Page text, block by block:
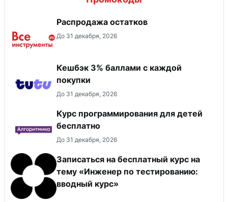
Распродажа остатков
До 31 декабря, 2026
Кешбэк 3% баллами с каждой
покупки
До 31 декабря, 2026
Курс программирования для детей
бесплатно
До 31 декабря, 2026
Записаться на бесплатный курс на
тему «Инженер по тестированию:
вводный курс»